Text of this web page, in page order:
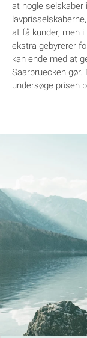
at nogle selskaber
at få kunder, men
ekstra gebyrerer
kan ende med at
Saarbruecken
undersøge prisen